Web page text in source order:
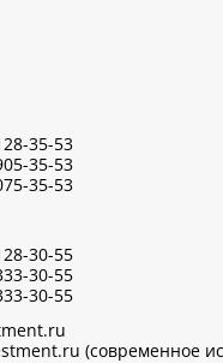
35-53
35-53
35-53
30-55
30-55
30-55
(современное